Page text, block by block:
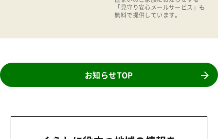
「見守り安心メールサービス」も
無料で提供しています。
お知らせTOP